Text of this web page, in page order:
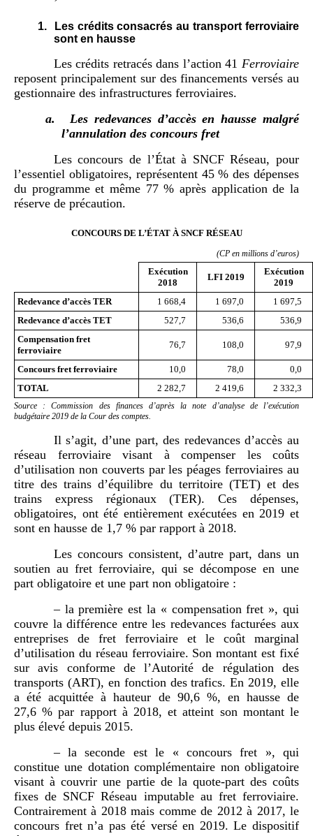
1.
Les crédits consacrés au transport ferroviaire
sont en hausse
Les crédits retracés dans l’action 41 Ferroviaire
reposent principalement sur des financements versés au
gestionnaire des infrastructures ferroviaires.
a.
Les redevances d’accès en hausse malgré
l’annulation des concours fret
Les concours de l’État à SNCF Réseau, pour
l’essentiel obligatoires, représentent 45 % des dépenses
du programme et même 77 % après application de la
réserve de précaution.
CONCOURS DE L’ÉTAT À SNCF RÉSEAU
(CP en millions d’euros)
Exécution
2018
LFI 2019
Exécution
2019
Redevance d’accès TER
1 668,4 1 697,0
1 697,5
Redevance d’accès TET
527,7 536,6
536,9
Compensation fret
ferroviaire
76,7 108,0 97,9
Concours fret ferroviaire 10,0 78,0
0,0
TOTAL
2 282,7 2 419,6 2 332,3
Source : Commission des finances d’après la note d’analyse de l’exécution
budgétaire 2019 de la Cour des comptes.
Il s’agit, d’une part, des redevances d’accès au
réseau ferroviaire visant à compenser les coûts
d’utilisation non couverts par les péages ferroviaires au
titre des trains d’équilibre du territoire (TET) et des
trains express régionaux (TER). Ces dépenses,
obligatoires, ont été entièrement exécutées en 2019 et
sont en hausse de 1,7 % par rapport à 2018.
Les concours consistent, d’autre part, dans un
soutien au fret ferroviaire, qui se décompose en une
part obligatoire et une part non obligatoire :
– la première est la « compensation fret », qui
couvre la différence entre les redevances facturées aux
entreprises de fret ferroviaire et le coût marginal
d’utilisation du réseau ferroviaire. Son montant est fixé
sur avis conforme de l’Autorité de régulation des
transports (ART), en fonction des trafics. En 2019, elle
a été acquittée à hauteur de 90,6 %, en hausse de
27,6 % par rapport à 2018, et atteint son montant le
plus élevé depuis 2015.
– la seconde est le « concours fret », qui
constitue une dotation complémentaire non obligatoire
visant à couvrir une partie de la quote-part des coûts
fixes de SNCF Réseau imputable au fret ferroviaire.
Contrairement à 2018 mais comme de 2012 à 2017, le
concours fret n’a pas été versé en 2019. Le dispositif